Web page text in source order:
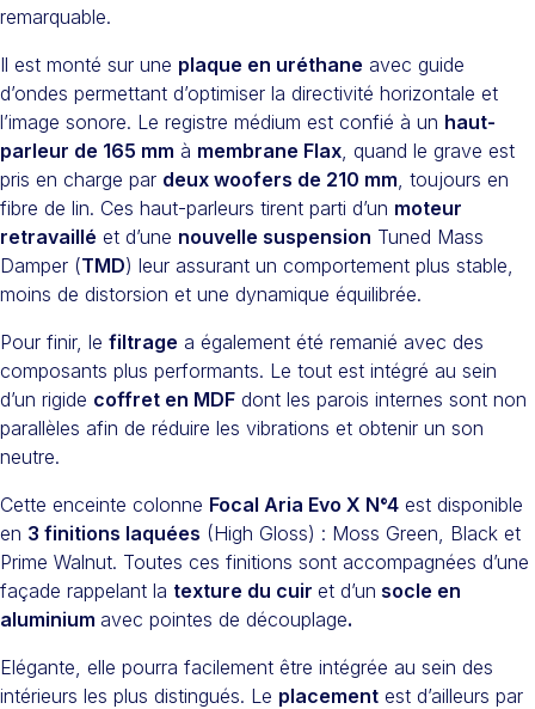
remarquable.
Il est monté sur une plaque en uréthane avec guide
d’ondes permettant d’optimiser la directivité horizontale et
l’image sonore. Le registre médium est confié à un haut-
parleur de 165 mm à membrane Flax , quand le grave est
pris en charge par deux woofers de 210 mm , toujours en
fibre de lin. Ces haut-parleurs tirent parti d’un moteur
retravaillé et d’une nouvelle suspension Tuned Mass
Damper (TMD) leur assurant un comportement plus stable,
moins de distorsion et une dynamique équilibrée.
Pour finir, le filtrage a également été remanié avec des
composants plus performants. Le tout est intégré au sein
d’un rigide coffret en MDF dont les parois internes sont non
parallèles afin de réduire les vibrations et obtenir un son
neutre.
Cette enceinte colonne Focal Aria Evo X N°4 est disponible
en 3 finitions laquées (High Gloss) : Moss Green, Black et
Prime Walnut. Toutes ces finitions sont accompagnées d’une
façade rappelant la texture du cuir et d’un socle en
aluminium avec pointes de découplage.
Elégante, elle pourra facilement être intégrée au sein des
intérieurs les plus distingués. Le placement est d’ailleurs par